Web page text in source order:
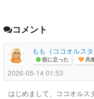
コメント
もも（ココオルス
役に立った 共
2026-05-14 01:53
はじめまして、ココオルス